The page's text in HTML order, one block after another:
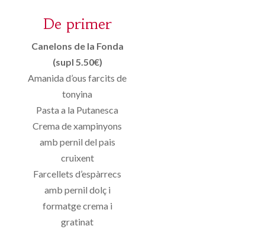
De primer
Canelons de la Fonda
(supl 5.50€)
Amanida d’ous farcits de
tonyina
Pasta a la Putanesca
Crema de xampinyons
amb pernil del pais
cruixent
Farcellets d’espàrrecs
amb pernil dolç i
formatge crema i
gratinat